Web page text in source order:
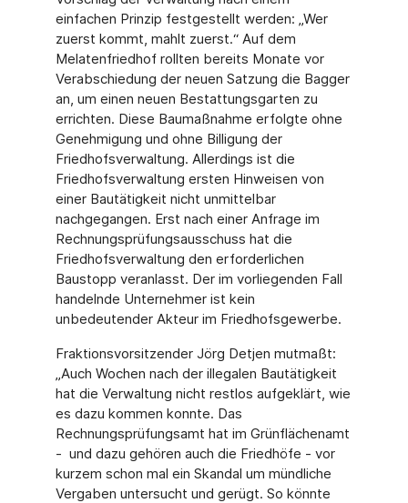
einfachen Prinzip festgestellt werden: „Wer
zuerst kommt, mahlt zuerst.“ Auf dem
Melatenfriedhof rollten bereits Monate vor
Verabschiedung der neuen Satzung die Bagger
an, um einen neuen Bestattungsgarten zu
errichten. Diese Baumaßnahme erfolgte ohne
Genehmigung und ohne Billigung der
Friedhofsverwaltung. Allerdings ist die
Friedhofsverwaltung ersten Hinweisen von
einer Bautätigkeit nicht unmittelbar
nachgegangen. Erst nach einer Anfrage im
Rechnungsprüfungsausschuss hat die
Friedhofsverwaltung den erforderlichen
Baustopp veranlasst. Der im vorliegenden Fall
handelnde Unternehmer ist kein
unbedeutender Akteur im Friedhofsgewerbe.
Fraktionsvorsitzender Jörg Detjen mutmaßt:
„Auch Wochen nach der illegalen Bautätigkeit
hat die Verwaltung nicht restlos aufgeklärt, wie
es dazu kommen konnte. Das
Rechnungsprüfungsamt hat im Grünflächenamt
- und dazu gehören auch die Friedhöfe - vor
kurzem schon mal ein Skandal um mündliche
Vergaben untersucht und gerügt. So könnte